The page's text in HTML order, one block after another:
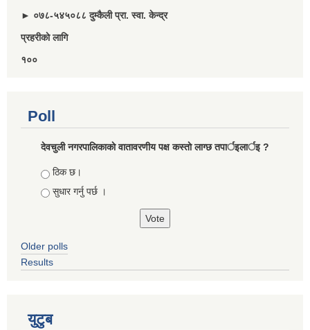
► ०७८-५४५०८८ दुम्कैली प्रा. स्वा. केन्द्र
प्रहरीकाे लागि
१००
Poll
देवचुली नगरपालिकाकाे वातावरणीय पक्ष कस्ताे लाग्छ तपार्इलार्इ ?
Choices
ठिक छ।
सुधार गर्नु पर्छ ।
Older polls
Results
युटुब